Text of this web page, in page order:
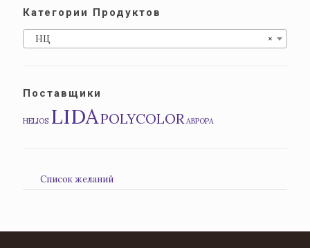
Категории Продуктов
×
НЦ
Поставщики
HELIOS LIDAPOLYCOLOR АВРОРА
Список желаний